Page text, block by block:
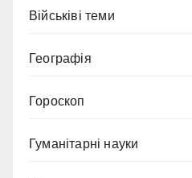
Військіві теми
Географія
Гороскоп
Гуманітарні науки